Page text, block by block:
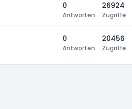
0
Antworten
26924
Zugriffe
0
Antworten
20456
Zugriffe